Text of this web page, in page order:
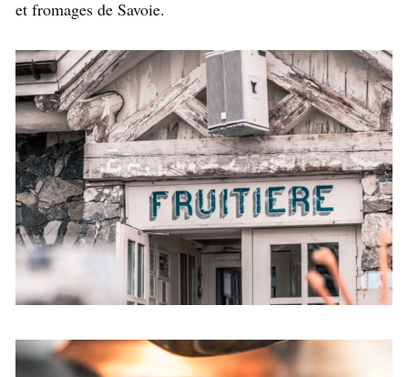
et fromages de Savoie.